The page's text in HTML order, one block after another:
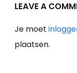
LEAVE A
Je moet
plaatsen.